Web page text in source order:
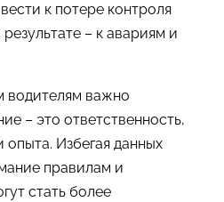
к потере контроля
– к авариям и
водителям важно
– это ответственность,
Избегая данных
правилам и
стать более